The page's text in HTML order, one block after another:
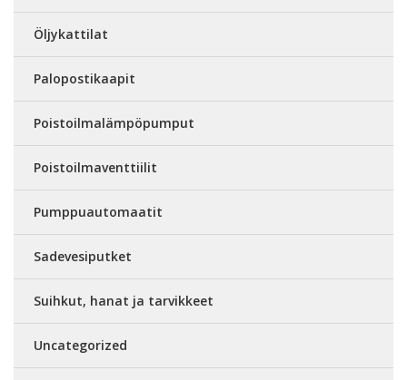
Öljykattilat
Palopostikaapit
Poistoilmalämpöpumput
Poistoilmaventtiilit
Pumppuautomaatit
Sadevesiputket
Suihkut, hanat ja tarvikkeet
Uncategorized